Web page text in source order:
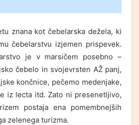
znana kot čebelarska dežela, ki
čebelarstvu izjemen prispevek.
je v marsičem posebno –
čebelo in svojevrsten AŽ panj,
končnice, pečemo medenjake,
iz lecta itd. Zato ni presenetljivo,
postaja ena pomembnejših
zelenega turizma.